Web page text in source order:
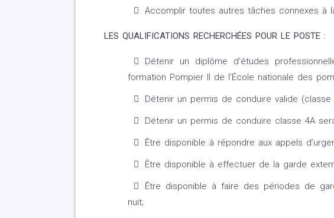
Accomplir toutes autres tâches connexes à
LES QUALIFICATIONS RECHERCHÉES POUR LE POSTE :
Détenir un diplôme d’études
formation Pompier II de l’École nationale des
Détenir un permis de conduire valide (classe
Détenir un permis de conduire classe 4A
Être disponible à répondre aux appels
Être disponible à effectuer de la garde
Être disponible à faire des périodes de
nuit;